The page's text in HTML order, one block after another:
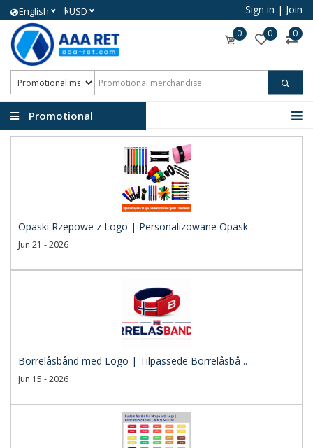
English $USD Sign in | Join
0 0 0
Promotional
Opaski Rzepowe z Logo | Personalizowane Opask ..
Jun 21 - 2026
Borrelåsbånd med Logo | Tilpassede Borrelåsbå ..
Jun 15 - 2026